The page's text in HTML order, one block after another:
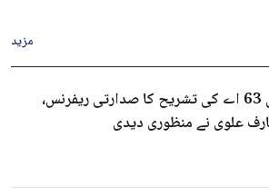
مزید
آرٹیکل 63 اے کی تشریح کا صدارتی ریفرنس،
علوی نے منظوری دیدی